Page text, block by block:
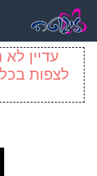
עדיין
לצפות